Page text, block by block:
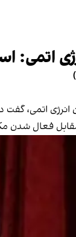
اتمی:
اتمی،‌
مقابل فعال